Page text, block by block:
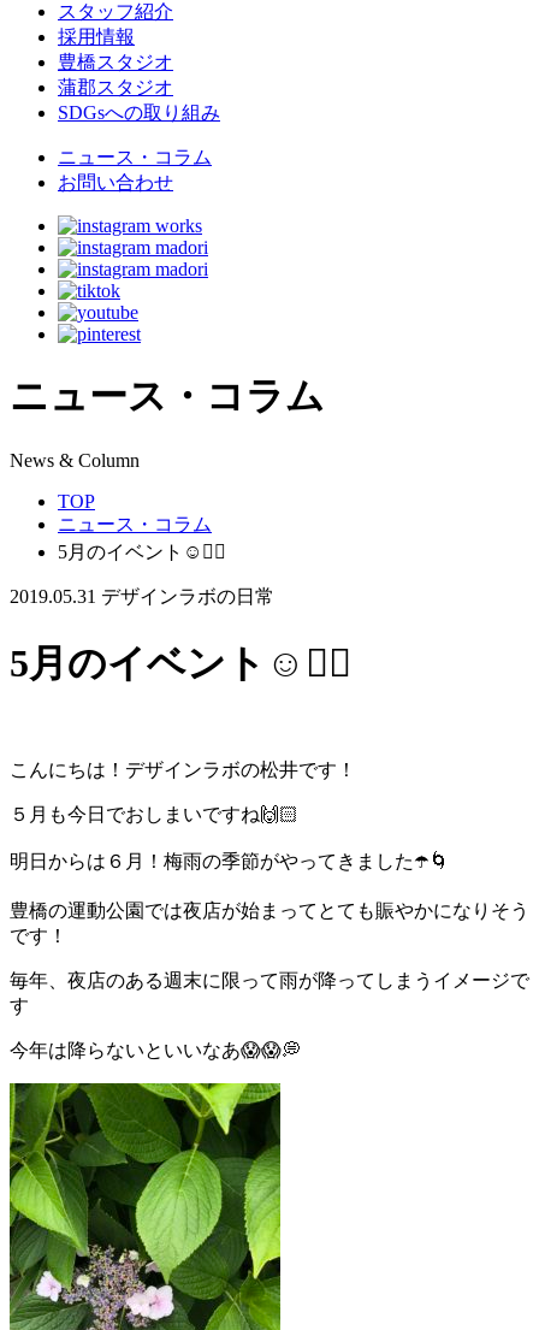
スタッフ紹介
採用情報
豊橋スタジオ
蒲郡スタジオ
SDGsへの取り組み
ニュース・コラム
お問い合わせ
ニュース・コラム
News & Column
TOP
ニュース・コラム
5月のイベント☺️✌🏻
2019.05.31 デザインラボの日常
5月のイベント☺️✌🏻
こんにちは！デザインラボの松井です！
５月も今日でおしまいですね🙌🏻
明日からは６月！梅雨の季節がやってきました☂️🌀
豊橋の運動公園では夜店が始まってとても賑やかになりそう
です！
毎年、夜店のある週末に限って雨が降ってしまうイメージで
す
今年は降らないといいなあ😱😱💭